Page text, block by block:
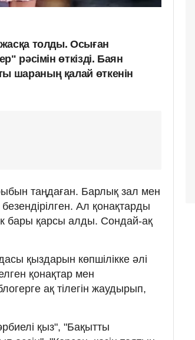
толды. Осыған
рәсімін өткізді. Баян
шараның қалай өткенін
таңдаған. Барлық зал мен
Ал қонақтарды
бары қарсы алды. Сондай-ақ
қыздарын көпшілікке әлі
қонақтар мен
ақ тілегін жаудырып,
қыз", "Бақытты